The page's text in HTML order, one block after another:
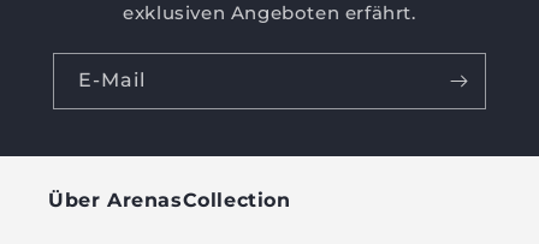
exklusiven Angeboten erfährt.
E-Mail
Über ArenasCollection